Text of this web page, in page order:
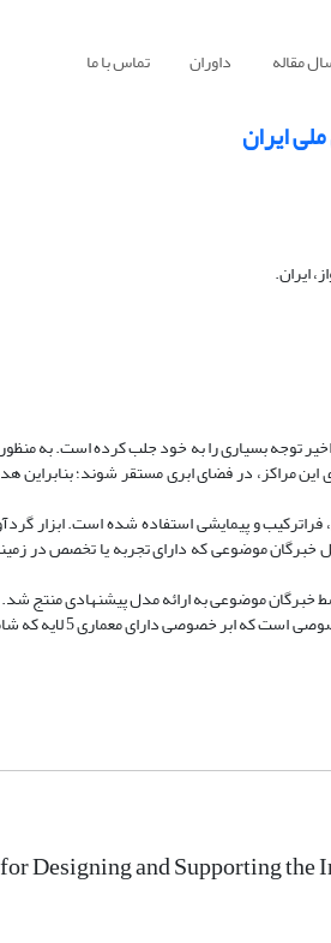
مقاله داوران تماس با ما
ایران
ایران.
توجه بسیاری را به خود جلب کرده است. به‌
این مراکز، در فضای ابری مستقر شوند؛
و پیمایشی استفاده شده است. ابزار
موضوعی که دارای تجربه یا تخصص در
نتیجه پژوهش ارائه مدلی در
Designing and Supporting